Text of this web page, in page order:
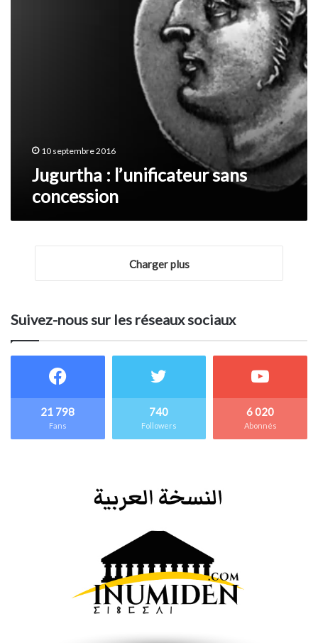
10 septembre 2016
Jugurtha : l’unificateur sans
concession
Charger plus
Suivez-nous sur les réseaux sociaux
21 798
Fans
740
Followers
6 020
Abonnés